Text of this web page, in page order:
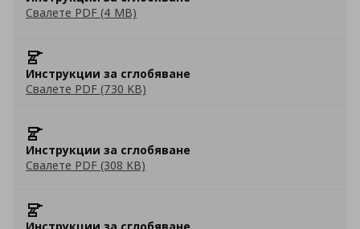
Свалете PDF (4 MB)
Инструкции за сглобяване
Свалете PDF (730 KB)
Инструкции за сглобяване
Свалете PDF (308 KB)